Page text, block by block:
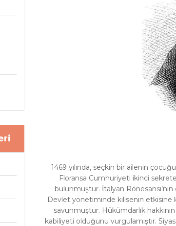
1469 yılında, seçkin bir ailenin
Floransa Cumhuriyeti ikinci
bulunmuştur. İtalyan
Devlet yönetiminde kilisenin etkisine
savunmuştur. Hükümdarlık
kabiliyeti olduğunu vurgulamıştır.